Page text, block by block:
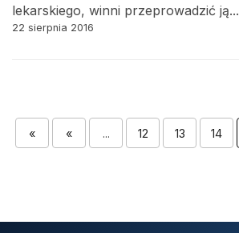
lekarskiego, winni przeprowadzić ją...
22 sierpnia 2016
« « ... 12 13 14